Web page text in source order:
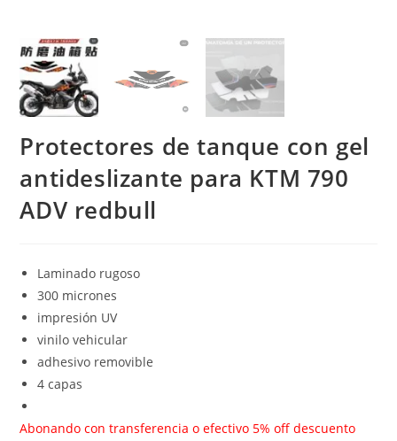
Protectores de tanque con gel
antideslizante para KTM 790
ADV redbull
Laminado rugoso
300 micrones
impresión UV
vinilo vehicular
adhesivo removible
4 capas
Abonando con transferencia o efectivo 5% off descuento